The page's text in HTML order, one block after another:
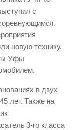
с
новую технику.
Уфы
в двух
лет. Также на
3-го класса